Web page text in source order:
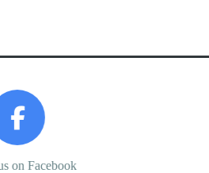
us on Facebook